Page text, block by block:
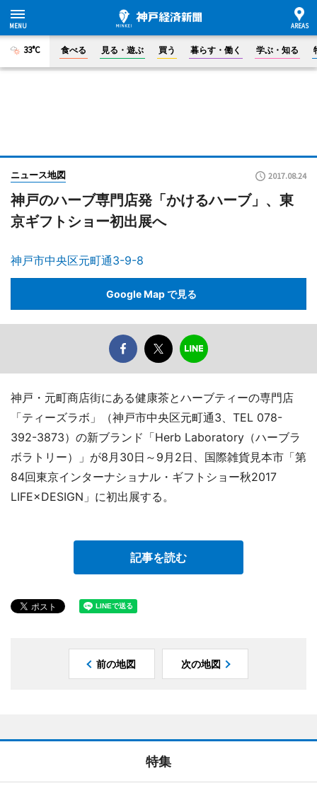
33°C 食べる 見る・遊ぶ 買う 暮らす・働く 学ぶ・知る
ニュース地図 2017.08.24
神戸のハーブ専門店発「かけるハーブ」、東
京ギフトショー初出展へ
神戸市中央区元町通3-9-8
Google Map で見る
神戸・元町商店街にある健康茶とハーブティーの専門店
「ティーズラボ」（神戸市中央区元町通3、TEL 078-
392-3873）の新ブランド「Herb Laboratory（ハーブラ
ボラトリー）」が8月30日～9月2日、国際雑貨見本市「第
84回東京インターナショナル・ギフトショー秋2017
LIFE×DESIGN」に初出展する。
記事を読む
前の地図 次の地図
特集